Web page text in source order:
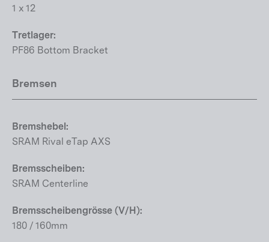
1 x 12
Tretlager:
PF86 Bottom Bracket
Bremsen
Bremshebel:
SRAM Rival eTap AXS
Bremsscheiben:
SRAM Centerline
Bremsscheibengrösse (V/H):
180 / 160mm